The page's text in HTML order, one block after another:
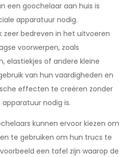
een goochelaar aan huis is
apparatuur nodig.
zeer bedreven in het uitvoeren
voorwerpen, zoals
elastiekjes of andere kleine
van hun vaardigheden en
effecten te creëren zonder
nodig is.
kunnen ervoor kiezen om
te gebruiken om hun trucs te
een tafel zijn waarop de